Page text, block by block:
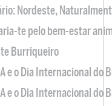
Nordeste,
te pelo bem-estar
Burriqueiro
e o Dia Internacional do
e o Dia Internacional do